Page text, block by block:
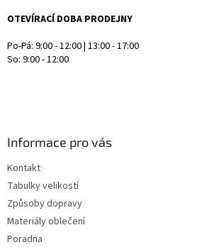
OTEVÍRACÍ DOBA PRODEJNY
Po-Pá: 9:00 - 12:00 | 13:00 - 17:00
So: 9:00 - 12:00
Informace pro vás
Kontakt
Tabulky velikostí
Způsoby dopravy
Materiály oblečení
Poradna